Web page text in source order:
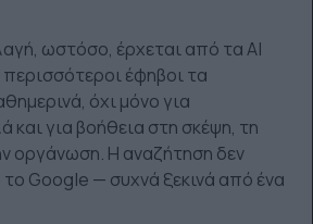
ωστόσο, έρχεται από τα AI
έφηβοι τα
όχι μόνο για
και για βοήθεια στη σκέψη, τη
οργάνωση. Η αναζήτηση δεν
Google — συχνά ξεκινά από ένα